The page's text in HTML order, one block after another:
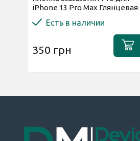
iPhone 13 Pro Max Глянцевая
Есть в наличии
350 грн